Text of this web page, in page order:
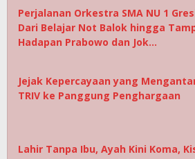
Perjalanan Orkestra SMA NU 1
Dari Belajar Not Balok hingga
Hadapan Prabowo dan Jok…
Jejak Kepercayaan yang
TRIV ke Panggung Penghargaan
Lahir Tanpa Ibu, Ayah Kini Koma,